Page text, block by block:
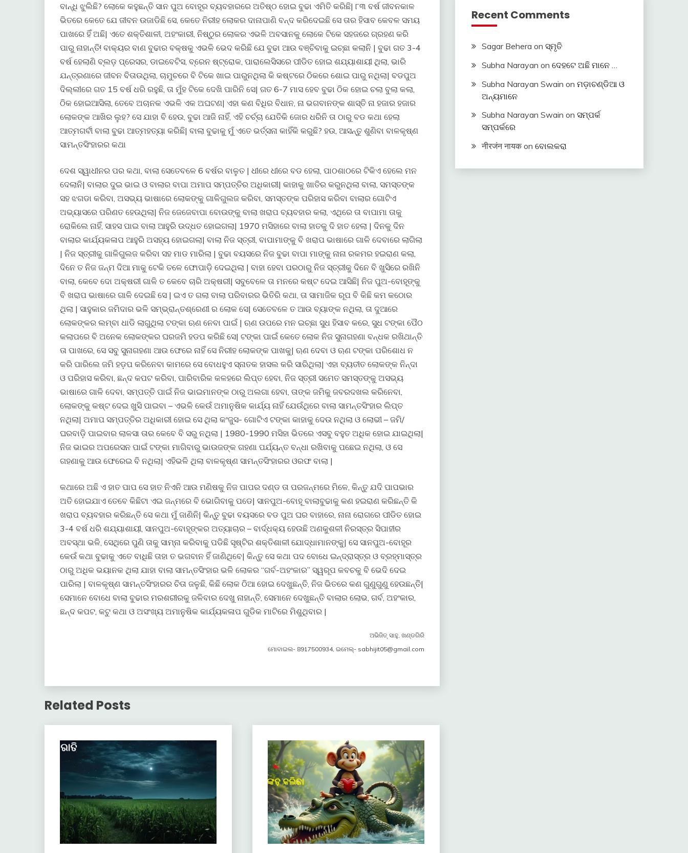
ବାନ୍ଧି ଝୁଲିଛି? ଲୋକେ କହୁଛନ୍ତି ସାନ ପୁଅ ବୋହୂର ବ୍ୟବହାରରେ ଅତିଷ୍ଠ ହୋଇ ବୁଢା ଏମିତି କରିଛି| ୮୩ ବର୍ଷ ଜୀବନକାଳ
ଭିତରେ କେତେ ଯେ ଜୀବନ ଉଜାଡିଛି ସେ, କେତେ ନିରୀହ ଲୋକର ଦାନାପାଣି ବନ୍ଦ କରିଦେଇଛି ସେ ତାର ହିସାବ କେବଳ ସମୟ
ପାଖରେ ହିଁ ଅଛି| ଏତେ ଶକ୍ତିଶାଳୀ, ଅହଂକାରୀ, ନିଷ୍ଠୁର ଲୋକର ଏଭଳି ଅବସାନକୁ ଲୋକେ ଟିକେ ସହଜରେ ଗ୍ରହଣ କରି
ପାରୁ ନାହାନ୍ତି! ବାକ୍ୟର ବାଣ ବୁଢାର ବକ୍ଷକୁ ଏଭଳି ଭେଦ କରିଛି ଯେ ବୁଢା ଆଉ ବଞ୍ଚିବାକୁ ଇଚ୍ଛା କଲାନି | ବୁଢା ଗତ 3-4
ବର୍ଷ ହେଲାଣି ବ୍ଲଡ଼ ପ୍ରେସର, ଡାଇବେଟିସ, ବ୍ରେନ ଷ୍ଟ୍ରୋକ, ପାରାଲେସିସରେ ପୀଡିତ ହୋଇ ଶଯ୍ୟାଶାୟୀ ଥିଲା, ଭାରି
ଯନ୍ତ୍ରଣାରେ ଜୀବନ ବିତାଉଥିଲା, ଚାମୁଚରେ ବି ଟିକେ ଖାଇ ପାରୁନଥିଲା କି କଷ୍ଟରେ ଠିକରେ ଶୋଇ ପାରୁ ନଥିଲା| ବଡପୁଅ
ଦିଲ୍ଲୀରେ ଗତ 15 ବର୍ଷ ଧରି ରହୁଛି, ତା ମୁଁହ ଟିକେ ଦେଖି ପାରିନି ସେ| ଗତ 6-7 ମାସ ହେବ ବୁଢା ଠିକ ହୋଇ ଚଲା ବୁଲା କଲା,
ଠିକ ହୋଇଆସିଲା, ତେବେ ଅଚାନକ ଏଭଳି ଏକ ଅଘଟଣ| ଏହା କଣ ବିଧିର ବିଧାନ, ନା ଭଗବାନଙ୍କ ଶାସ୍ତି ନା ହଜାର ହଜାର
ଲୋକଙ୍କ ଆଖିର ଲୁହ? ସେ ଯାହା ବି ହେଉ, ବୁଢା ଆଜି ନାହିଁ, ଏହି ଚର୍ଚ୍ଚା ଯେତିକି ଜୋର ଧରିନି ତା ଠାରୁ ବଡ କଥା ହେଲା
ଆତ୍ମଗର୍ବୀ ବାଲା ବୁଢା ଆତ୍ମହତ୍ୟା କରିଛି| ବାଲା ବୁଢାକୁ ମୁଁ ଏତେ ଭର୍ତ୍ସନା କାହିଁକି କରୁଛି? ହଉ, ଆସନ୍ତୁ ଶୁଣିବା ବାଳକୃଷ୍ଣ
ସାମନ୍ତସିଂହାରର କଥା
ଦେଶ ସ୍ୱାଧୀନର ପର କଥା, ବାଲା ସେତେବଳେ 6 ବର୍ଷର ବାଳୁତ | ଧୀରେ ଧୀରେ ବଡ ହେଲା, ପାଠଶାଠରେ ଟିକିଏ ହେଲେ ମନ
ଦେଲାନି| ବାଲାର ଦୁଇ ଭାଇ ଓ ବାଲାର ବାପା ଅମାପ ସମ୍ପତ୍ତିର ଅଧିକାରୀ| କାହାକୁ ଖାତିର କରୁନଥିଲା ବାଲା, ସମସ୍ତଙ୍କ
ସହ ଝଗଡା କରିବା, ଅସଭ୍ୟ ଭାଷାରେ ଲୋକଙ୍କୁ ଗାଳିଗୁଲଜ କରିବା, ସମସ୍ତଙ୍କ ପରିହାସ କରିବା ବାଲାର ଗୋଟିଏ
ଅଭ୍ୟାସରେ ପରିଣତ ହେଉଥିଲା| ନିଜ ଜେଜେବାପା ବୋଉଙ୍କୁ ବାଲା ଖରାପ ବ୍ୟବହାର କଲା, ଏଥିରେ ତା ବାପାମା ତାକୁ
ରୋକିଲେ ନାହିଁ, ସାହସ ପାଇ ବାଲା ଆହୁରି ଉଦ୍ଧତ ହୋଇଗଲା| 1970 ମସିହାରେ ବାଲା ହାତକୁ ଦି ହାତ ହେଲା | ଦିନକୁ ଦିନ
ବାଲାର କାର୍ଯ୍ୟକଳାପ ଆହୁରି ଅସହ୍ୟ ହୋଇଗଲା| ବାଲା ନିଜ ସ୍ତ୍ରୀ, ବାପାମାଙ୍କୁ ବି ଖରାପ ଭାଷାରେ ଗାଳି ଦେବାରେ ଲାଗିଲା
| ନିଜ ସ୍ତ୍ରୀକୁ ଗାଳିଗୁଲଜ କରିବା ସହ ମାଡ ମାରିଲା | ବୁଢା ବୟସରେ ନିଜ ବୁଢା ବାପା ମାଙ୍କୁ ନାନା ରକମର ହଇରାଣ କଲା,
ଦିନେ ତ ନିଜ ଜନ୍ମ ଦିଆ ମାକୁ ଟେକି ତଳେ ଫୋପାଡ଼ି ଦେଇଥିଲା | ବାହା ହେବା ପରଠାରୁ ନିଜ ସ୍ତ୍ରୀକୁ ଦିନେ ବି ଖୁସିରେ ରଖିନି
ବାଲା, କେବେ ଦୋ ଅକ୍ଷରୀ ଗାଳି ତ କେବେ ଚାରି ଅକ୍ଷରୀ| ସବୁବେଳେ ତା ମନରେ କଷ୍ଟ ଦେଇ ଆସିଛି| ନିଜ ପୁଅ-ବୋହୂଙ୍କୁ
ବି ଖରାପ ଭାଷାରେ ଗାଳି ଦେଇଛି ସେ | ଇଏ ତ ଗଲା ବାଲା ପରିବାରର ଭିତିରି କଥା, ତା ସାମାଜିକ ରୂପ ବି କିଛି କମ କଠୋର
ଥିଲା | ସାହୁକାର ଜମିଦାର ଭଳି ସମ୍ଭ୍ରାନ୍ତଶ୍ରେଣୀ ର ଲୋକ ସେ| ସେତେବଳେ ତ ଆଉ ବ୍ୟାଙ୍କ ନଥିଲା, ତା ଦୁଆରେ
ଲୋକଙ୍କର ଲମ୍ବା ଧାଡି ଲାଗୁଥିଲା ଟଙ୍କା ଋଣ ନେବା ପାଇଁ | ଋଣ ଉପରେ ମନ ଇଚ୍ଛା ସୁଧ ହିସାବ କରେ, ସୁଧ ଟଙ୍କା ପୈଠ
କଲାପରେ ବି ଅନେକ ଲୋକଙ୍କର ଘରଜମି ହଡପ କରିଛି ସେ| ଟଙ୍କା ପାଇଁ କେତେ ଲୋକ ନିଜ ସୁନାଗହଣା ବନ୍ଧକ ରଖିଥାନ୍ତି
ତା ପାଖରେ, ସେ ସବୁ ସୁନାଗହଣା ଆଉ ଫେରେ ନାହିଁ ସେ ନିରୀହ ଲୋକଙ୍କ ପାଖକୁ| ଋଣ ଦେବା ଓ ଋଣ ଟଙ୍କା ପରିଶୋଧ ନ
କରି ପାରିଲେ ଜମି ହଡ଼ପ କରିନେବା କାମରେ ସେ ବୋଧହୁଏ ସ୍ନାତକ ହାସଲ କରି ସାରିଥିଲା| ଏହା ବ୍ୟତୀତ ଲୋକଙ୍କ ନିନ୍ଦା
ଓ ପରିହାସ କରିବା, ଛନ୍ଦ କପଟ କରିବା, ପାରିବାରିକ କଳହରେ ଲିପ୍ତ ହେବା, ନିଜ ସ୍ତ୍ରୀ ସମେତ ସମସ୍ତଙ୍କୁ ଅସଭ୍ୟ
ଭାଷାରେ ଗାଳି ଦେବା, ସମ୍ପତ୍ତି ପାଇଁ ନିଜ ଭାଇମାନଙ୍କ ଠାରୁ ଅଲଗା ହେବା, ତାଙ୍କ ଜମିକୁ ଜବରଦଖଲ କରିନେବା,
ଲୋକଙ୍କୁ କଷ୍ଟ ଦେଇ ଖୁସି ପାଇବା – ଏଭଳି କେଉଁ ଅମାନୁଷିକ କାର୍ଯ୍ୟ ନାହିଁ ଯେଉଁଥିରେ ବାଲା ସାମନ୍ତସିଂହାର ଲିପ୍ତ
ନଥିଲା| ଅମାପ ସମ୍ପତ୍ତିର ଅଧିକାରୀ ହୋଇ ସେ ଥିଲା କଂଜୁସ- ଗୋଟିଏ ଟଙ୍କା କାହାକୁ ଦେଉ ନଥିଲା ଓ ଲୋଭୀ – ଜମି/
ଘରବାଡ଼ି ପାଇବାର ଲାଳସା ତାର କେବେ ବି ସରୁ ନଥିଲା | 1980-1990 ମସିହା ଭିତରେ ଏସବୁ ବହୁତ ଅଧିକ ହୋଇ ଯାଇଥିଲା|
ନିଜ ଭାଇର ଅପରେସନ ପାଇଁ ଟଙ୍କା ମାଗିବାରୁ ଭାଉଜଙ୍କ ଗହଣା ପର୍ଯ୍ୟନ୍ତ ବନ୍ଧା ରଖିବାକୁ ପଛେଇ ନଥିଲା, ଓ ସେ
ଗହଣାକୁ ଆଉ ଫେରେଇ ବି ନଥିଲା| ଏହିଭଳି ଥିଲା ବାଳକୃଷ୍ଣ ସାମନ୍ତସିଂହାରର ଓରଫ ବାଲା |
କଥାରେ ଅଛି ଏ ହାତ ପାପ ସେ ହାତ ନିଏନି ଆଉ ମଣିଷକୁ ନିଜ ପାପର ଦଣ୍ଡ ତା ପରଜନ୍ମରେ ମିଳେ, କିନ୍ତୁ ଯଦି ପାପଭାର
ଅତି ହୋଇଯାଏ ତେବେ କିଛିଟା ଏଇ ଜନ୍ମରେ ବି ଭୋଗିବାକୁ ପଡେ| ସାନପୁଅ-ବୋହୂ ବାଲାବୁଢାକୁ କଣ ହଇରାଣ କରିଛନ୍ତି କି
ଖରାପ ବ୍ୟବହାର କରିଛନ୍ତି ସେ କଥା ମୁଁ ଜାଣିନି| କିନ୍ତୁ ବୁଢା ବୟସରେ ବଡ ପୁଅ ଘର ବାହାରେ, ନାନା ରୋଗରେ ପୀଡିତ ହୋଇ
3-4 ବର୍ଷ ଧରି ଶଯ୍ୟାଶାୟୀ, ସାନପୁଅ-ବୋହୂଙ୍କର ଅତ୍ୟାଚାର – ବାର୍ଦ୍ଧକ୍ୟ ହେଉଛି ଅଣକୁଶଳୀ ନିରସ୍ତ୍ର ସିପାହୀର
ଅବସ୍ଥା ଭଳି, ସେଥିରେ ପୁଣି ତାକୁ ସାମ୍ନା କରିବାକୁ ପଡିଛି ସୃଷ୍ଟିର ଶକ୍ତିଶାଳୀ ଯୋଦ୍ଧାମାନଙ୍କୁ| ସେ ସାନପୁଅ-ବୋହୂର
କେଉଁ କଥା ବୁଢାକୁ ଏତେ ବାଧିଛି ତାହା ତ ଭଗବାନ ହିଁ ଜାଣିଥିବେ| କିନ୍ତୁ ସେ କଥା ପଦ ବୋଧେ ଇନ୍ଦ୍ରାସ୍ତ୍ର ଓ ବ୍ରହ୍ମାସ୍ତ୍ର
ଠାରୁ ଅଧିକ ଭୟାନକ ଥିଲା ଯାହା ବାଲା ସାମନ୍ତସିଂହାର ଭଳି ଲୋକର “ଗର୍ବ-ଅହଂକାର” ସ୍ୱରୂପ କବଚକୁ ବି ଭେଦି ଦେଇ
ପାରିଲା | ବାଳକୃଷ୍ଣ ସାମନ୍ତସିଂହାରର ଚିତା ଜଳୁଛି, କିଛି ଲୋକ ଠିଆ ହୋଇ ଦେଖୁଛନ୍ତି, ନିଜ ଭିତରେ କଣ ଗୁଣୁଗୁଣୁ ହେଉଛନ୍ତି|
ସେମାନେ ବୋଧେ ବାଲା ବୁଢାର ମରଶରୀରକୁ ଜଳିବାର ଦେଖୁ ନାହାନ୍ତି, ସେମାନେ ଦେଖୁଛନ୍ତି ବାଲାର ଲୋଭ, ଗର୍ବ, ଅହଂକାର,
ଛନ୍ଦ କପଟ, କଟୁ କଥା ଓ ଅସଂଖ୍ୟ ଅମାନୁଷିକ କାର୍ଯ୍ୟକଳାପ ଗୁଡିକ ମାଟିରେ ମିଶୁଥିବାର |
ଅଭିଜିତ୍ ସାହୁ, ଖଣ୍ଡଗିରି
ମୋବାଇଲ- 8917500934, ଇମେଲ୍- sabhijit05@gmail.com
Related Posts
Recent Comments
Sagar Behera on ସ୍ମୃତି
Subha Narayan on ଦେହଟେ ଅଛି ମାନେ …
Subha Narayan Swain on ମଡ଼ାଚଣ୍ଡିଆ ଓ
ଅନ୍ୟମାନେ
Subha Narayan Swain on ସମ୍ପର୍କ
ସମ୍ପର୍କରେ
नीरजंन नायकon ବୋଲକରା